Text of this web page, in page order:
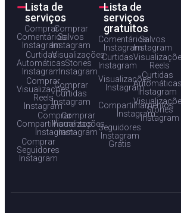
Lista de
serviços
Comprar
Comentários
Instagram
Comprar
Salvos
Instagram
Curtidas
Automáticas
Instagram
Visualizações
Stories
Instagram
Comprar
Visualizações
Reels
Instagram
Comprar
Curtidas
Instagram
Comprar
Compartilhamentos
Instagram
Comprar
Visualizações
Instagram
Comprar
Seguidores
Instagram
Lista de
serviços
gratuitos
Comentários
Instagram
Salvos
Instagram
Curtidas
Instagram
Reels
Visualizações
Instagram
Curtidas
Automáticas
Instagram
Compartilhamentos
InstagramStories
Instagram
Seguidores
Instagram
Grátis